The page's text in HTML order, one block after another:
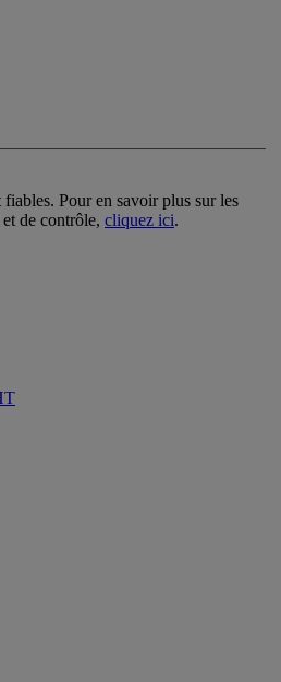
Pour en savoir plus sur les
de contrôle, cliquez ici.